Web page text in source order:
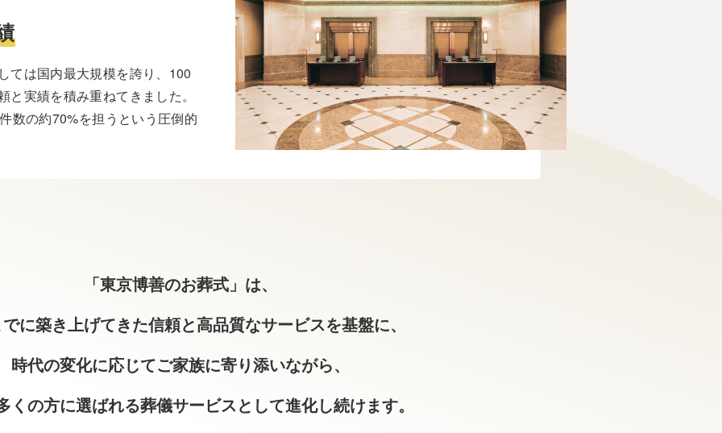
ては国内最大規模を誇り、100
実績を積み重ねてきました。
数の約70%を担うという圧倒的
「東京博善のお葬式」は、
に築き上げてきた信頼と高品質なサービスを基盤に、
時代の変化に応じてご家族に寄り添いながら、
くの方に選ばれる葬儀サービスとして進化し続けます。